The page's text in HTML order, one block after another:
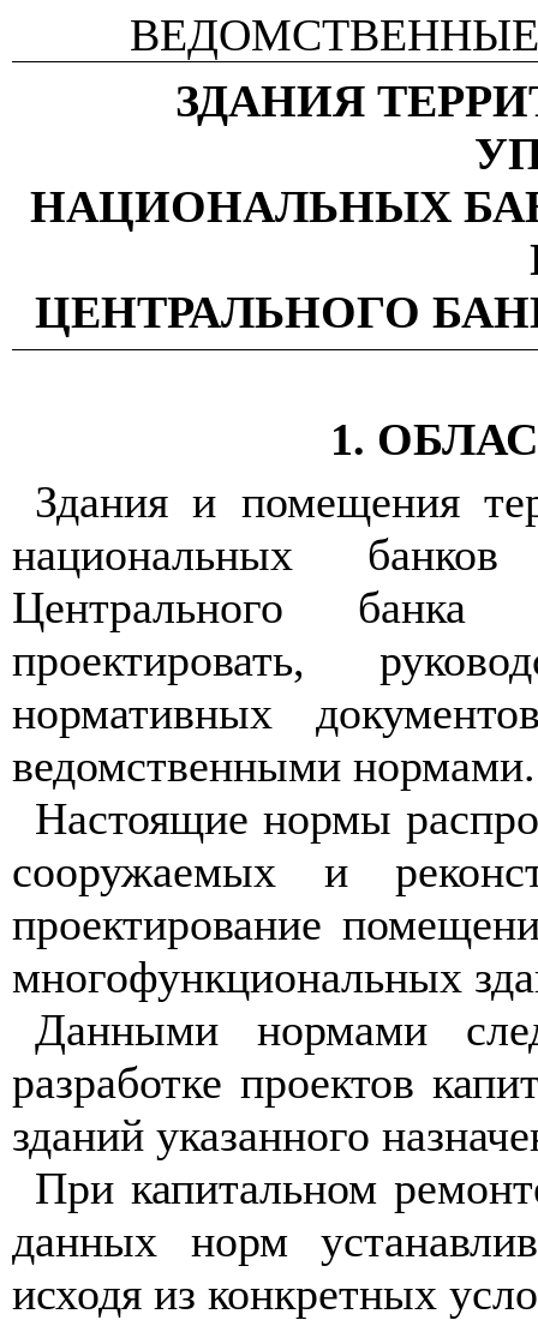
ЗДАНИЯ
НАЦИОНАЛЬНЫХ
ЦЕНТРАЛЬНОГО
1.
Здания и помещения
национальных
Центрального банка
проектировать,
нормативных
ведомственными нормами.
Настоящие нормы
сооружаемых и
проектирование
многофункциональных
Данными нормами
разработке проектов
зданий указанного
При капитальном
данных норм
исходя из конкретных